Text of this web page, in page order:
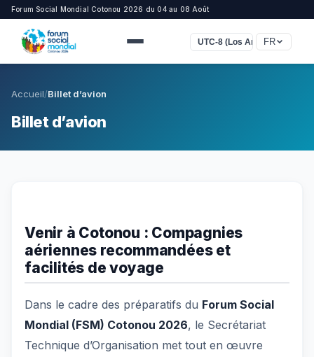
Forum Social Mondial Cotonou 2026 du 04 au 08 Août
UTC-8 (Los Angeles)
FR
Accueil/Billet d’avion
Billet d’avion
Venir à Cotonou : Compagnies
aériennes recommandées et
facilités de voyage
Dans le cadre des préparatifs du Forum Social
Mondial (FSM) Cotonou 2026, le Secrétariat
Technique d’Organisation met tout en œuvre